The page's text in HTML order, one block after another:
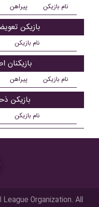
نام بازیکن پیراهن
بازیکن
نام بازیکن
بازیکنان
نام بازیکن پیراهن
بازیکن
نام بازیکن
Organization. All